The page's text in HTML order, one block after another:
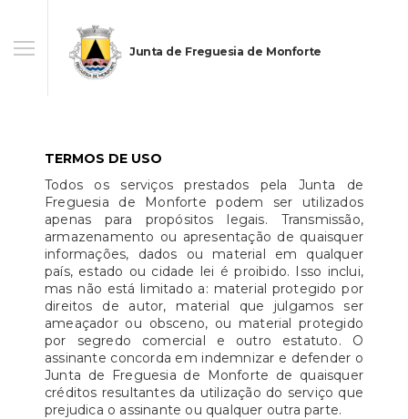
Junta de Freguesia de Monforte
TERMOS DE USO
Todos os serviços prestados pela Junta de
Freguesia de Monforte podem ser utilizados
apenas para propósitos legais. Transmissão,
armazenamento ou apresentação de quaisquer
informações, dados ou material em qualquer
país, estado ou cidade lei é proibido. Isso inclui,
mas não está limitado a: material protegido por
direitos de autor, material que julgamos ser
ameaçador ou obsceno, ou material protegido
por segredo comercial e outro estatuto. O
assinante concorda em indemnizar e defender o
Junta de Freguesia de Monforte de quaisquer
créditos resultantes da utilização do serviço que
prejudica o assinante ou qualquer outra parte.